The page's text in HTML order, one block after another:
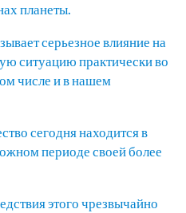
планеты.
серьезное влияние на
ситуацию практически во
числе и в нашем
сегодня находится в
периоде своей более
этого чрезвычайно